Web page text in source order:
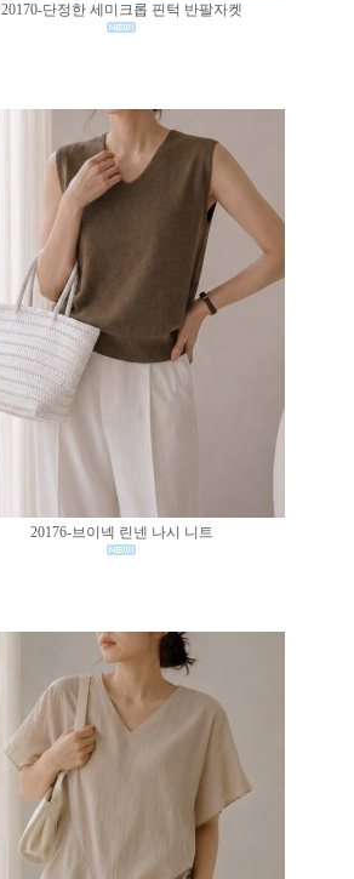
20170-단정한 세미크롭 핀턱 반팔자켓
20176-브이넥 린넨 나시 니트